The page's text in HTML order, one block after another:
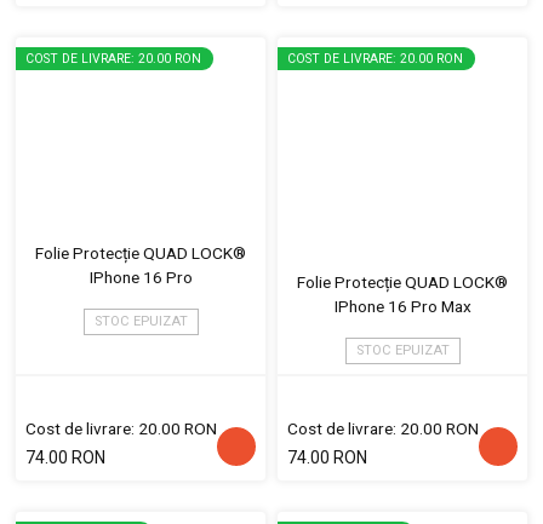
COST DE LIVRARE: 20.00 RON
Folie Protecție QUAD LOCK®
IPhone 16 Pro
STOC EPUIZAT
Cost de livrare: 20.00 RON
74.00 RON
COST DE LIVRARE: 20.00 RON
Folie Protecție QUAD LOCK®
IPhone 16 Pro Max
STOC EPUIZAT
Cost de livrare: 20.00 RON
74.00 RON